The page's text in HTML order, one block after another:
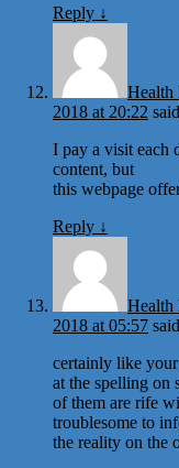
Reply ↓
Health
2018 at 20:22
I pay a visit each
content, but
this webpage
Reply ↓
Health
2018 at 05:57
certainly like
at the spelling on
of them are rife
troublesome to
the reality on the